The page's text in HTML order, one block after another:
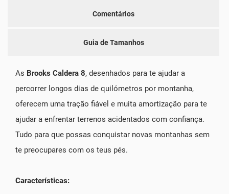
Comentários
Guia de Tamanhos
As Brooks Caldera 8, desenhados para te ajudar a
percorrer longos dias de quilómetros por montanha,
oferecem uma tração fiável e muita amortização para te
ajudar a enfrentar terrenos acidentados com confiança.
Tudo para que possas conquistar novas montanhas sem
te preocupares com os teus pés.
Características: